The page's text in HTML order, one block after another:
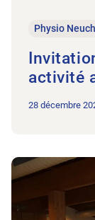
Physio
activité
28 décembre
Vers l'article